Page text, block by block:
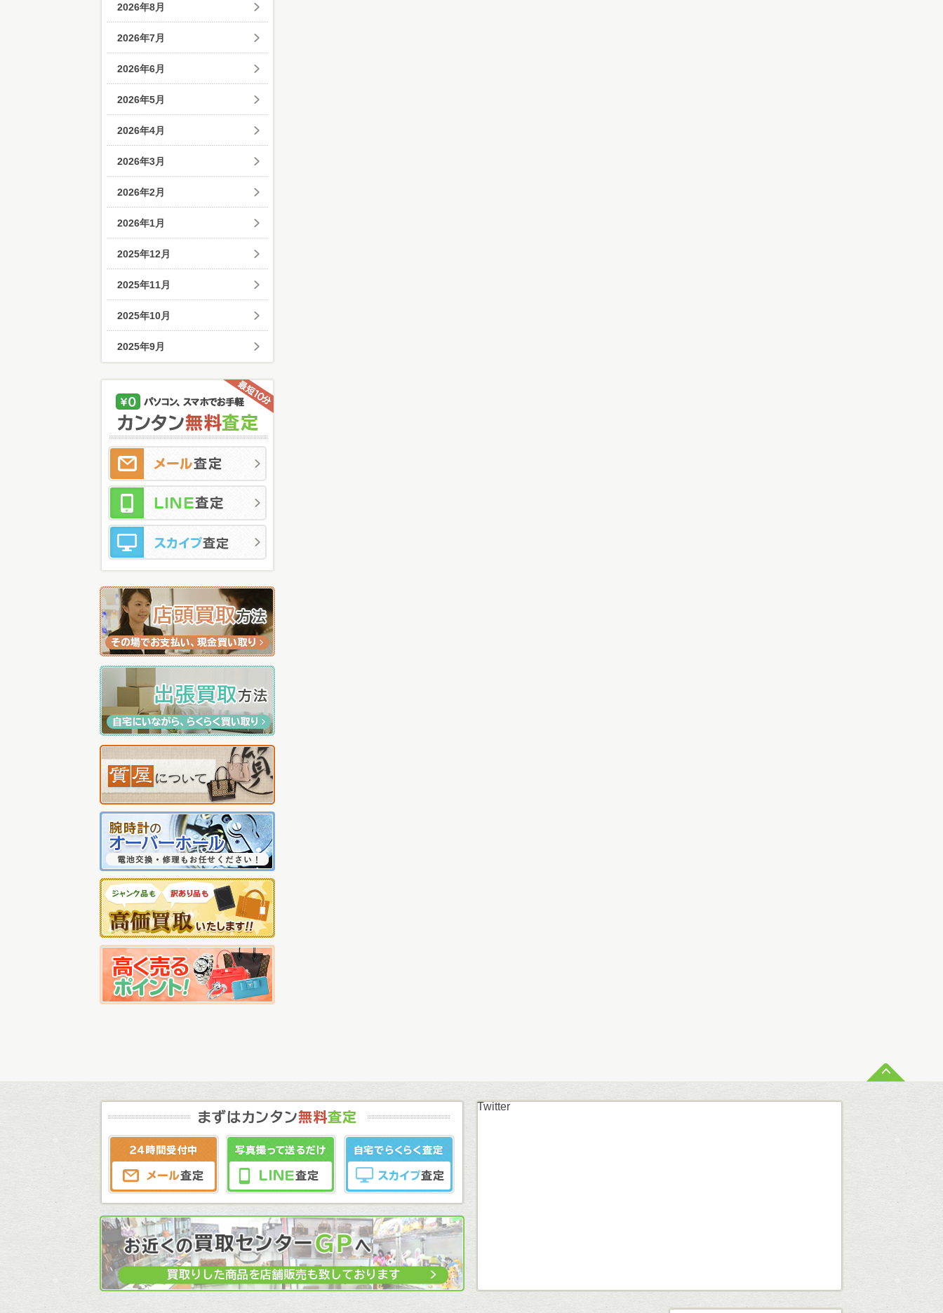
2026年8月
2026年7月
2026年6月
2026年5月
2026年4月
2026年3月
2026年2月
2026年1月
2025年12月
2025年11月
2025年10月
2025年9月
メール査定 LINE査定
Twitter